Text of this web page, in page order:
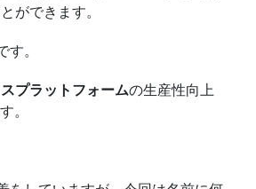
ができます。
。
プラットフォームの生産性向上
。